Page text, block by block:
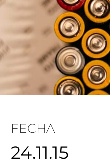
FECHA
24.11.15